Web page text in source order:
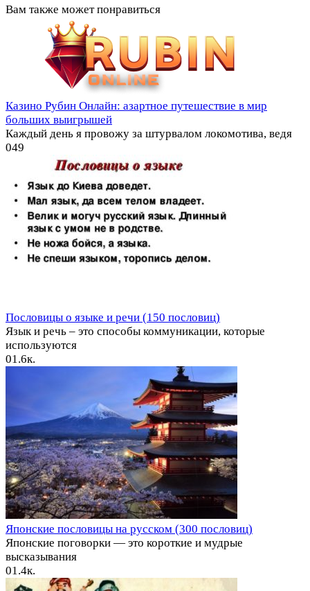
Вам также может понравиться
Казино Рубин Онлайн: азартное путешествие в мир
больших выигрышей
Каждый день я провожу за штурвалом локомотива, ведя
049
Пословицы о языке и речи (150 пословиц)
Язык и речь – это способы коммуникации, которые
используются
01.6к.
Японские пословицы на русском (300 пословиц)
Японские поговорки — это короткие и мудрые
высказывания
01.4к.